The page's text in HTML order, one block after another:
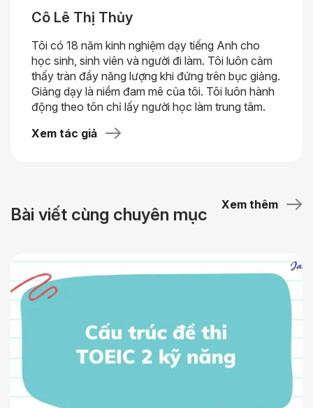
Cô Lê Thị Thủy
Tôi có 18 năm kinh nghiệm dạy tiếng Anh cho
học sinh, sinh viên và người đi làm. Tôi luôn cảm
thấy tràn đầy năng lượng khi đứng trên bục giảng.
Giảng dạy là niềm đam mê của tôi. Tôi luôn hành
động theo tôn chỉ lấy người học làm trung tâm.
Xem tác giả
Bài viết cùng chuyên mục
Xem thêm